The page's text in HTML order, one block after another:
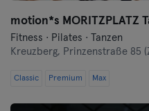
motion*s MORITZPLATZ
Fitness · Pilates · Tanzen
Kreuzberg, Prinzenstraße 85 (Zugang in
Classic Premium Max